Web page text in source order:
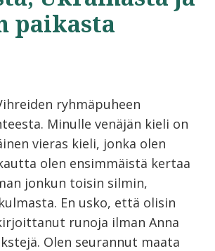
paikasta
ryhmäpuheen
Minulle venäjän kieli on
vieras kieli, jonka olen
olen ensimmäistä kertaa
jonkun toisin silmin,
En usko, että olisin
runoja ilman Anna
Olen seurannut maata